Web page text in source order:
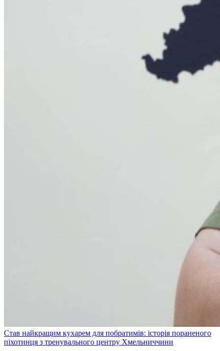
Став найкращим кухарем для побратимів: історія пораненого
піхотинця з тренувального центру Хмельниччини